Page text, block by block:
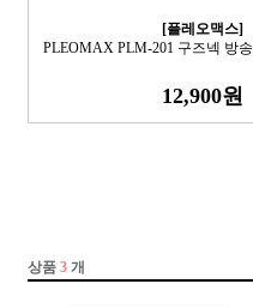
[플레오맥스]
PLEOMAX PLM-201 구즈넥 방
12,900원